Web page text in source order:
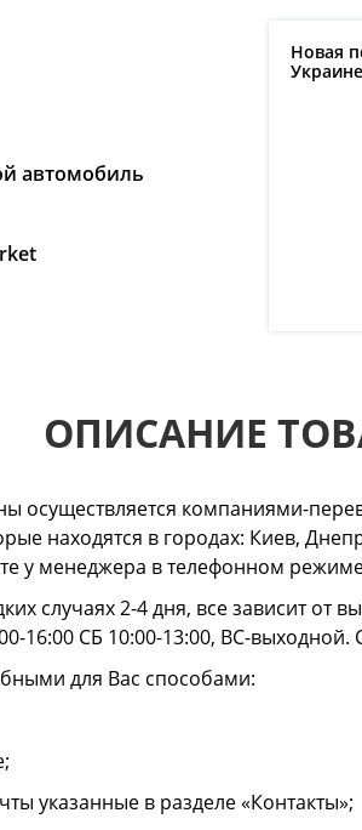
автомобиль
Новая
ОПИСАНИЕ
осуществляется компаниями-
находятся в городах: Киев,
у менеджера в телефонном
случаях 2-4 дня, все зависит
16:00 СБ 10:00-13:00, ВС-
для Вас способами:
указанные в разделе «Контакты»;